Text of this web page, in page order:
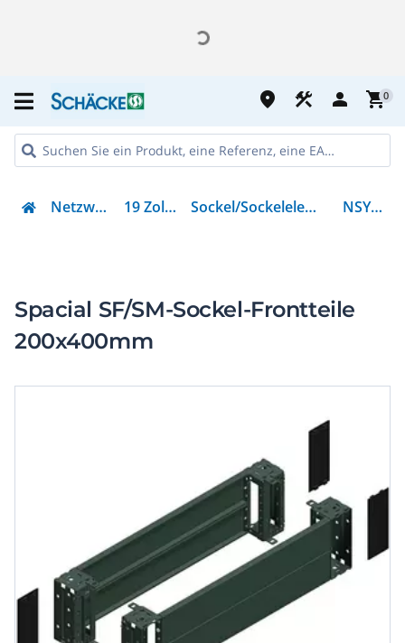
place construction person shopping_cart0
Netzwerktechnik 19 Zoll Zubehör Sockel/Sockelelement (Schaltschrank) NSYSPF4200
Spacial SF/SM-Sockel-Frontteile
200x400mm